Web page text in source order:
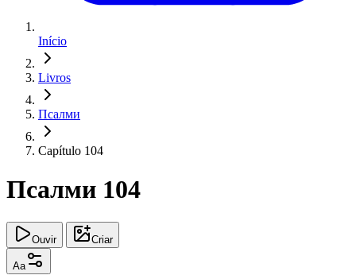
Início
Livros
Псалми
Capítulo 104
Псалми 104
Ouvir Criar
Aa